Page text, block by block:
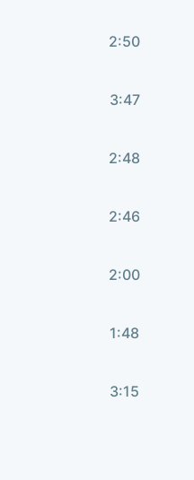
2:50
3:47
2:48
2:46
2:00
1:48
3:15